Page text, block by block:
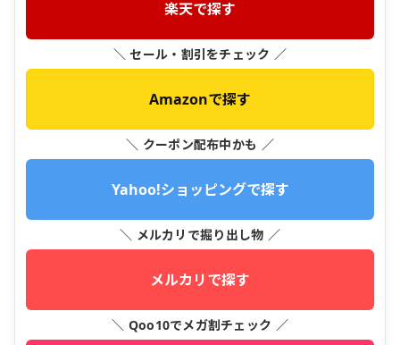
楽天で探す
＼ セール・割引をチェック ／
Amazonで探す
＼ クーポン配布中かも ／
Yahoo!ショッピングで探す
＼ メルカリで掘り出し物 ／
メルカリで探す
＼ Qoo10でメガ割チェック ／